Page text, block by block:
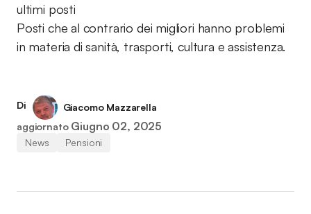
ultimi posti
Posti che al contrario dei migliori hanno problemi
in materia di sanità, trasporti, cultura e assistenza.
Di
Giacomo Mazzarella
aggiornato Giugno 02, 2025
News Pensioni